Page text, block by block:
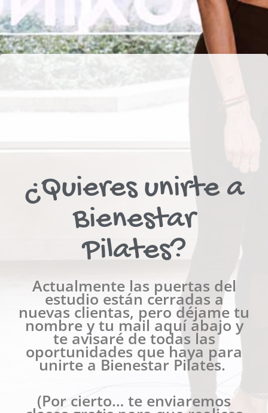
¿Quieres unirte a
Bienestar
Pilates?
Actualmente las puertas del
estudio están cerradas a
nuevas clientas, pero déjame tu
nombre y tu mail aquí abajo y
te avisaré de todas las
oportunidades que haya para
unirte a Bienestar Pilates.
(Por cierto… te enviaremos